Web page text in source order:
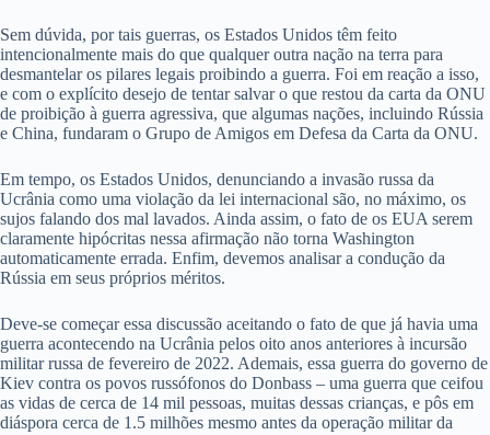
Sem dúvida, por tais guerras, os Estados Unidos têm feito
intencionalmente mais do que qualquer outra nação na terra para
desmantelar os pilares legais proibindo a guerra. Foi em reação a isso,
e com o explícito desejo de tentar salvar o que restou da carta da ONU
de proibição à guerra agressiva, que algumas nações, incluindo Rússia
e China, fundaram o Grupo de Amigos em Defesa da Carta da ONU.
Em tempo, os Estados Unidos, denunciando a invasão russa da
Ucrânia como uma violação da lei internacional são, no máximo, os
sujos falando dos mal lavados. Ainda assim, o fato de os EUA serem
claramente hipócritas nessa afirmação não torna Washington
automaticamente errada. Enfim, devemos analisar a condução da
Rússia em seus próprios méritos.
Deve-se começar essa discussão aceitando o fato de que já havia uma
guerra acontecendo na Ucrânia pelos oito anos anteriores à incursão
militar russa de fevereiro de 2022. Ademais, essa guerra do governo de
Kiev contra os povos russófonos do Donbass – uma guerra que ceifou
as vidas de cerca de 14 mil pessoas, muitas dessas crianças, e pôs em
diáspora cerca de 1.5 milhões mesmo antes da operação militar da